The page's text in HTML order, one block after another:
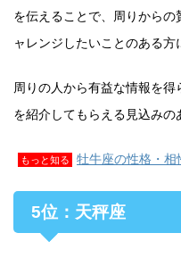
を伝えることで、周りから
ャレンジしたいことのある方
周りの人から有益な情報を
を紹介してもらえる見込みの
もっと知る 牡牛座の性格・相
5位：天秤座